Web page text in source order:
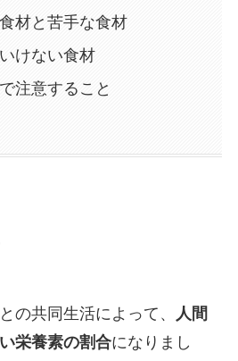
材と苦手な食材
けない食材
注意すること
の共同生活によって、
人間
栄養素の割合になりまし